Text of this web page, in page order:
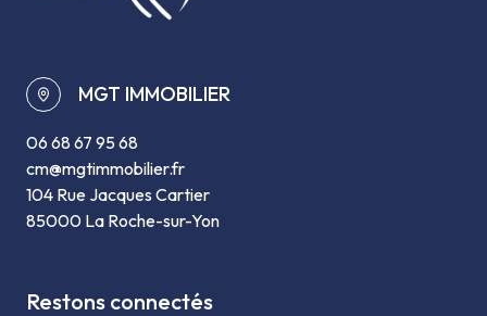
MGT IMMOBILIER
06 68 67 95 68
cm@mgtimmobilier.fr
104 Rue Jacques Cartier
85000 La Roche-sur-Yon
restons connectés